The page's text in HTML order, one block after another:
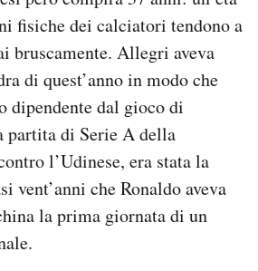
fisiche dei calciatori tendono a
bruscamente. Allegri aveva
di quest’anno in modo che
dipendente dal gioco di
partita di Serie A della
l’Udinese, era stata la
vent’anni che Ronaldo aveva
la prima giornata di un